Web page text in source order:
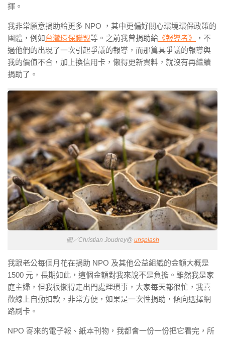
揮。
我非常願意捐助給更多 NPO ，其中更偏好關心環境環保政策的
團體，例如台灣環保聯盟等。之前我曾捐助給 《報導者》
，不
過他們的出現了一次引起爭議的報導，而那篇具爭議的報導與
我的價值不合，加上換信用卡，懶得更新資料，就沒有再繼續
捐助了。
圖／Christian Joudrey@ unsplash
我跟老公每個月花在捐助 NPO 及其他公益組織的金額大概是
1500 元，長期如此，這個金額對我來說不是負擔。雖然我是家
庭主婦，但我很懶得走出門處理瑣事，大家每天都很忙，我喜
歡線上自動扣款，非常方便，如果是一次性捐助，傾向選擇網
路刷卡。
NPO 寄來的電子報、紙本刊物，我都會一份一份把它看完，所